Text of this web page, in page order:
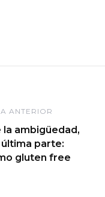
ANTERIOR
la ambigüedad,
parte:
gluten free